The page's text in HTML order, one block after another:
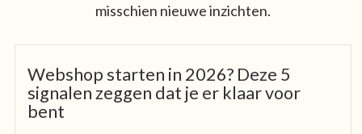
misschien nieuwe inzichten.
Webshop starten in 2026? Deze 5
signalen zeggen dat je er klaar voor
bent